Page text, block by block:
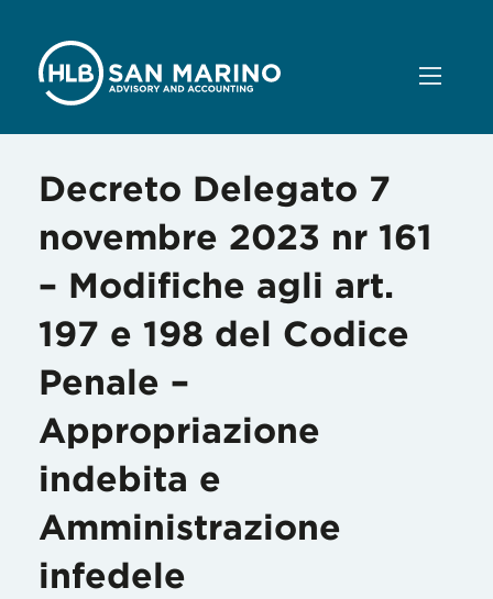
Decreto Delegato 7
novembre 2023 nr 161
– Modifiche agli art.
197 e 198 del Codice
Penale –
Appropriazione
indebita e
Amministrazione
infedele